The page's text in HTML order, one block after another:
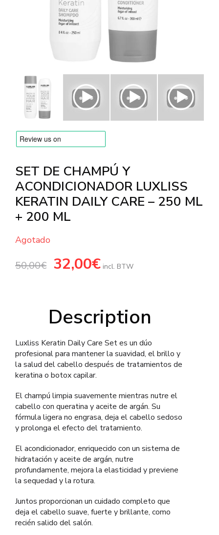
Envío y Pago
Contacto
Reseñas
SET DE CHAMPÚ Y
ACONDICIONADOR LUXLISS
KERATIN DAILY CARE – 250 ML
+ 200 ML
Agotado
50,00€
El
precio
32,00€El
precio
incl. BTW
Description
Luxliss Keratin Daily Care Set es un dúo
profesional para mantener la suavidad, el brillo y
la salud del cabello después de tratamientos de
keratina o botox capilar.
El champú limpia suavemente mientras nutre el
cabello con queratina y aceite de argán. Su
fórmula ligera no engrasa, deja el cabello sedoso
y prolonga el efecto del tratamiento.
El acondicionador, enriquecido con un sistema de
hidratación y aceite de argán, nutre
profundamente, mejora la elasticidad y previene
la sequedad y la rotura.
Juntos proporcionan un cuidado completo que
deja el cabello suave, fuerte y brillante, como
recién salido del salón.